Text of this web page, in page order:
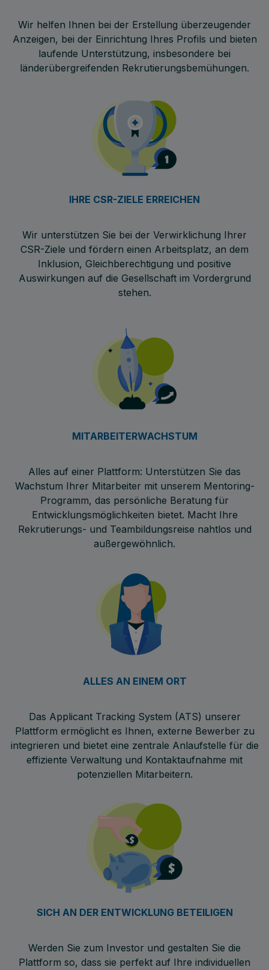
Wir helfen Ihnen bei der Erstellung überzeugender
Anzeigen, bei der Einrichtung Ihres Profils und bieten
laufende Unterstützung, insbesondere bei
länderübergreifenden Rekrutierungsbemühungen.
IHRE CSR-ZIELE ERREICHEN
Wir unterstützen Sie bei der Verwirklichung Ihrer
CSR-Ziele und fördern einen Arbeitsplatz, an dem
Inklusion, Gleichberechtigung und positive
Auswirkungen auf die Gesellschaft im Vordergrund
stehen.
MITARBEITERWACHSTUM
Alles auf einer Plattform: Unterstützen Sie das
Wachstum Ihrer Mitarbeiter mit unserem Mentoring-
Programm, das persönliche Beratung für
Entwicklungsmöglichkeiten bietet. Macht Ihre
Rekrutierungs- und Teambildungsreise nahtlos und
außergewöhnlich.
ALLES AN EINEM ORT
Das Applicant Tracking System (ATS) unserer
Plattform ermöglicht es Ihnen, externe Bewerber zu
integrieren und bietet eine zentrale Anlaufstelle für die
effiziente Verwaltung und Kontaktaufnahme mit
potenziellen Mitarbeitern.
SICH AN DER ENTWICKLUNG BETEILIGEN
Werden Sie zum Investor und gestalten Sie die
Plattform so, dass sie perfekt auf Ihre individuellen